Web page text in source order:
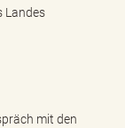
Landes
mit den